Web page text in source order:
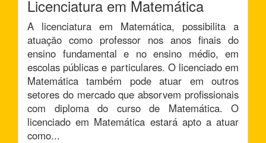
Licenciatura em Matemática
A licenciatura em Matemática, possibilita a
atuação como professor nos anos finais do
ensino fundamental e no ensino médio, em
escolas públicas e particulares. O licenciado em
Matemática também pode atuar em outros
setores do mercado que absorvem profissionais
com diploma do curso de Matemática. O
licenciado em Matemática estará apto a atuar
como...